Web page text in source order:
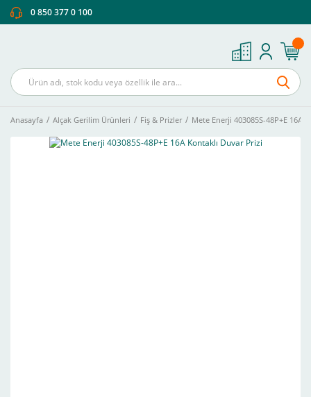
0 850 377 0 100
Anasayfa Alçak Gerilim Ürünleri Fiş & Prizler Mete Enerji 403085S-48P+E 16A